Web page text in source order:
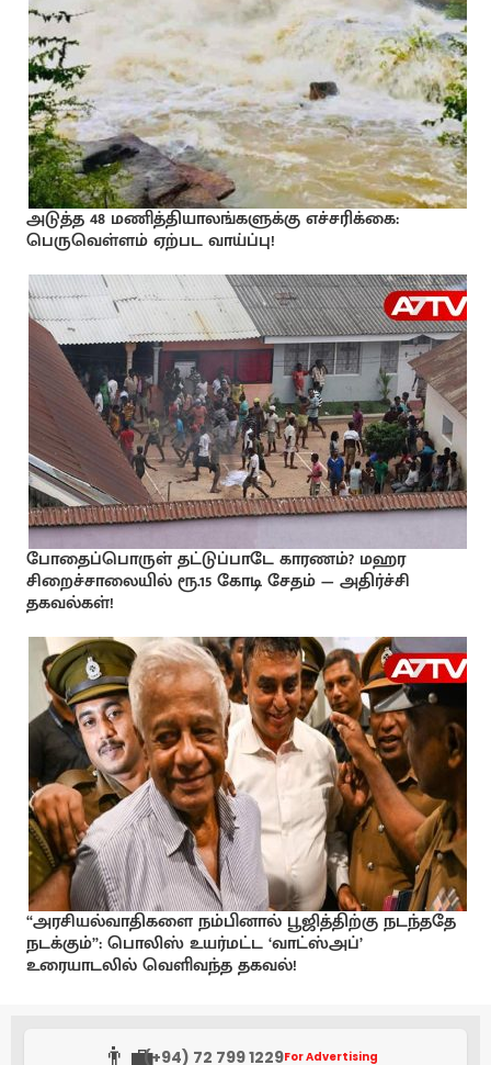
அடுத்த 48 மணித்தியாலங்களுக்கு எச்சரிக்கை:
பெருவெள்ளம் ஏற்பட வாய்ப்பு!
போதைப்பொருள் தட்டுப்பாடே காரணம்? மஹர
சிறைச்சாலையில் ரூ.15 கோடி சேதம் — அதிர்ச்சி
தகவல்கள்!
“அரசியல்வாதிகளை நம்பினால் பூஜித்திற்கு நடந்ததே
நடக்கும்”: பொலிஸ் உயர்மட்ட ‘வாட்ஸ்அப்’
உரையாடலில் வெளிவந்த தகவல்!
👨‍💼(+94) 72 799 1229For Advertising